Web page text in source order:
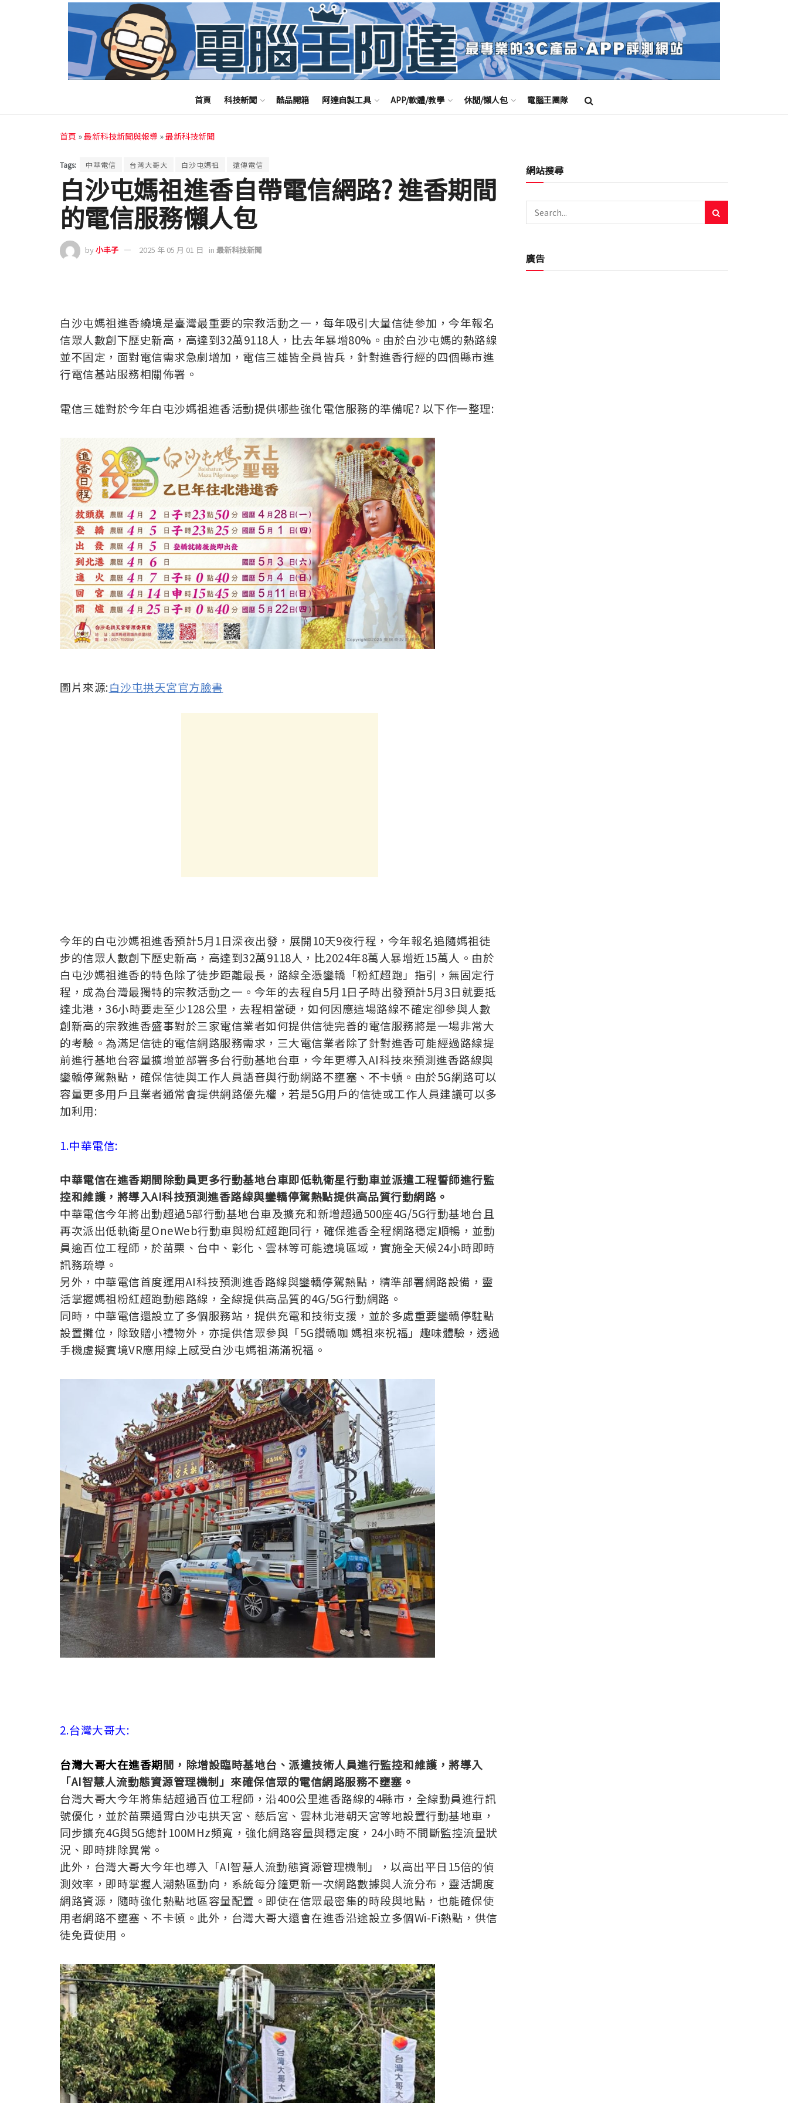
首頁 科技新聞 酷品開箱 阿達自製工具 APP/軟體/教學 休閒/懶人包 電腦王團隊
首頁 »最新科技新聞與報導 »最新科技新聞
Tags: 中華電信 台灣大哥大 白沙屯媽祖 遠傳電信
白沙屯媽祖進香自帶電信網路? 進香期間
的電信服務懶人包
by小丰子 2025 年 05 月 01 日 in 最新科技新聞
白沙屯媽祖進香繞境是臺灣最重要的宗教活動之一，每年吸引大量信徒參加，今年報名
信眾人數創下歷史新高，高達到32萬9118人，比去年暴增80%。由於白沙屯媽的熱路線
並不固定，面對電信需求急劇增加，電信三雄皆全員皆兵，針對進香行經的四個縣市進
行電信基站服務相關佈署。
電信三雄對於今年白屯沙媽祖進香活動提供哪些強化電信服務的準備呢? 以下作一整理:
圖片來源:白沙屯拱天宮官方臉書
今年的白屯沙媽祖進香預計5月1日深夜出發，展開10天9夜行程，今年報名追隨媽祖徒
步的信眾人數創下歷史新高，高達到32萬9118人，比2024年8萬人暴增近15萬人。由於
白屯沙媽祖進香的特色除了徒步距離最長，路線全憑鑾轎「粉紅超跑」指引，無固定行
程，成為台灣最獨特的宗教活動之一。今年的去程自5月1日子時出發預計5月3日就要抵
達北港，36小時要走至少128公里，去程相當硬，如何因應這場路線不確定卻參與人數
創新高的宗教進香盛事對於三家電信業者如何提供信徒完善的電信服務將是一場非常大
的考驗。為滿足信徒的電信網路服務需求，三大電信業者除了針對進香可能經過路線提
前進行基地台容量擴增並部署多台行動基地台車，今年更導入AI科技來預測進香路線與
鑾轎停駕熱點，確保信徒與工作人員語音與行動網路不壅塞、不卡頓。由於5G網路可以
容量更多用戶且業者通常會提供網路優先權，若是5G用戶的信徒或工作人員建議可以多
加利用:
1.中華電信:
中華電信在進香期間除動員更多行動基地台車即低軌衛星行動車並派遣工程誓師進行監
控和維護， 將導入AI科技預測進香路線與鑾轎停駕熱點提供高品質行動網路。
中華電信今年將出動超過5部行動基地台車及擴充和新增超過500座4G/5G行動基地台且
再次派出低軌衛星OneWeb行動車與粉紅超跑同行，確保進香全程網路穩定順暢，並動
員逾百位工程師，於苗栗、台中、彰化、雲林等可能遶境區域，實施全天候24小時即時
訊務疏導。
另外，中華電信首度運用AI科技預測進香路線與鑾轎停駕熱點，精準部署網路設備，靈
活掌握媽祖粉紅超跑動態路線，全線提供高品質的4G/5G行動網路。
同時，中華電信還設立了多個服務站，提供充電和技術支援，並於多處重要鑾轎停駐點
設置攤位，除致贈小禮物外，亦提供信眾參與「5G鑽轎咖 媽祖來祝福」趣味體驗，透過
手機虛擬實境VR應用線上感受白沙屯媽祖滿滿祝福。
2.台灣大哥大:
台灣大哥大在進香期間，除增設臨時基地台 、 派遣技術人員進行監控和維護 ， 將導入
「AI智慧人流動態資源管理機制」來確保信眾的電信網路服務不壅塞 。
台灣大哥大今年將集結超過百位工程師，沿400公里進香路線的4縣市，全線動員進行訊
號優化，並於苗栗通霄白沙屯拱天宮、慈后宮、雲林北港朝天宮等地設置行動基地車，
同步擴充4G與5G總計100MHz頻寬，強化網路容量與穩定度，24小時不間斷監控流量狀
況、即時排除異常。
此外，台灣大哥大今年也導入「AI智慧人流動態資源管理機制」，以高出平日15倍的偵
測效率，即時掌握人潮熱區動向，系統每分鐘更新一次網路數據與人流分布，靈活調度
網路資源，隨時強化熱點地區容量配置。即使在信眾最密集的時段與地點，也能確保使
用者網路不壅塞、不卡頓。此外，台灣大哥大還會在進香沿途設立多個Wi-Fi熱點，供信
徒免費使用。
網站搜尋
廣告